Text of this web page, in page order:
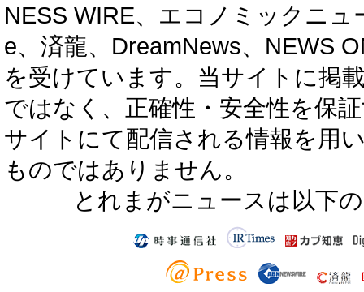
NESS WIRE、エコノミックニ
e、済龍、DreamNews、NEWS
を受けています。当サイトに掲
ではなく、正確性・安全性を保
サイトにて配信される情報を用
ものではありません。
とれまがニュースは以下